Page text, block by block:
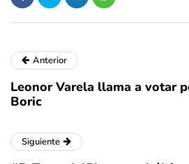
Anterior
Leonor Varela llama a votar
Boric
Siguiente